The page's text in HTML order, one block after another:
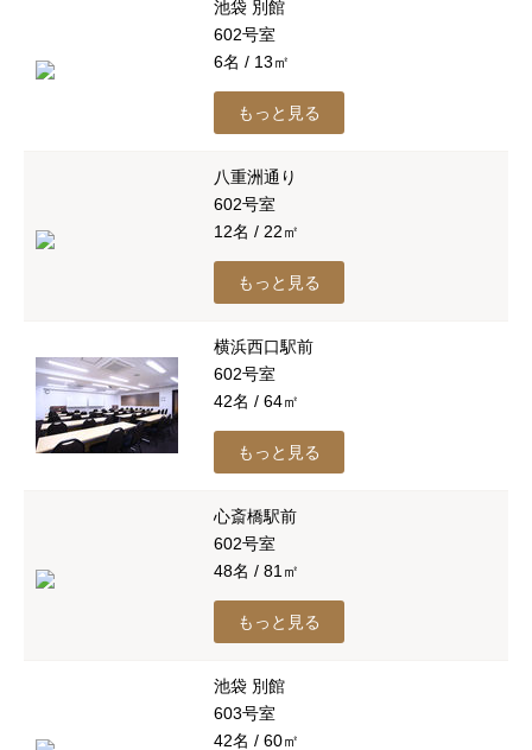
池袋 別館
602号室
6名 / 13㎡
もっと見る
八重洲通り
602号室
12名 / 22㎡
もっと見る
横浜西口駅前
602号室
42名 / 64㎡
もっと見る
心斎橋駅前
602号室
48名 / 81㎡
もっと見る
池袋 別館
603号室
42名 / 60㎡